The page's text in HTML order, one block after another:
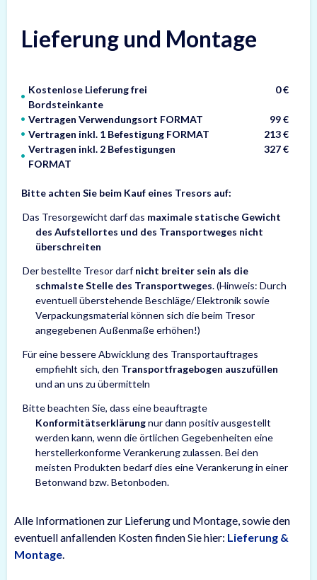
Lieferung und Montage
Kostenlose Lieferung frei
Bordsteinkante
0 €
Vertragen Verwendungsort FORMAT
99 €
Vertragen inkl. 1 Befestigung FORMAT
213 €
Vertragen inkl. 2 Befestigungen
FORMAT
327 €
Bitte achten Sie beim Kauf eines Tresors auf:
Das Tresorgewicht darf das maximale statische Gewicht
des Aufstellortes und des Transportweges nicht
überschreiten
Der bestellte Tresor darfnicht breiter sein als die
schmalste Stelle des Transportweges. (Hinweis: Durch
eventuell überstehende Beschläge/ Elektronik sowie
Verpackungsmaterial können sich die beim Tresor
angegebenen Außenmaße erhöhen!)
Für eine bessere Abwicklung des Transportauftrages
empfiehlt sich, den Transportfragebogen auszufüllen
und an uns zu übermitteln
Bitte beachten Sie, dass eine beauftragte
Konformitätserklärungnur dann positiv ausgestellt
werden kann, wenn die örtlichen Gegebenheiten eine
herstellerkonforme Verankerung zulassen. Bei den
meisten Produkten bedarf dies eine Verankerung in einer
Betonwand bzw. Betonboden.
Alle Informationen zur Lieferung und Montage, sowie den
eventuell anfallenden Kosten finden Sie hier: Lieferung &
Montage